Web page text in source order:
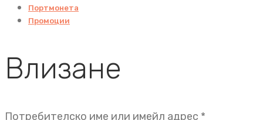
Портмонета
Промоции
Влизане
Потребителско име или имейл адрес *